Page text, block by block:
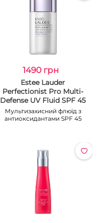
1490 грн
Estee Lauder
Perfectionist Pro Multi-
Defense UV Fluid SPF 45
Мультизахисний флюїд з
антиоксидантами SPF 45